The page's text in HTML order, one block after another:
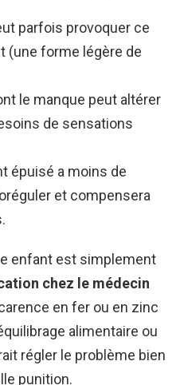
parfois provoquer ce
(une forme légère de
le manque peut altérer
de sensations
épuisé a moins de
et compensera
enfant est simplement
chez le médecin
en fer ou en zinc
alimentaire ou
régler le problème bien
punition.